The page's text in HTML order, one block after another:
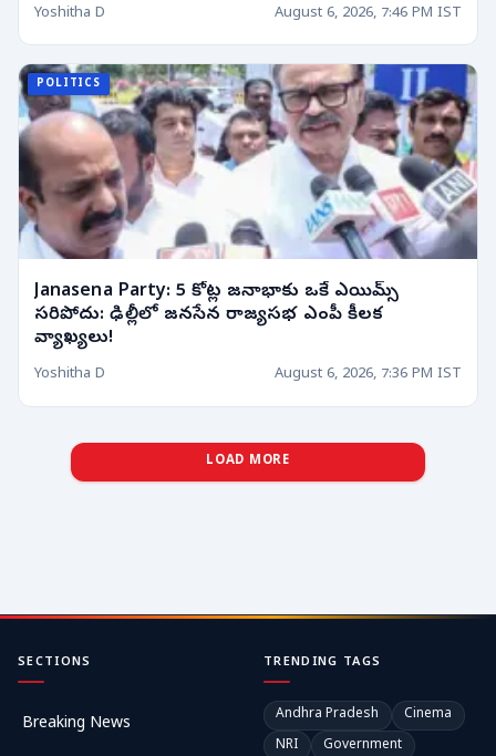
Yoshitha D August 6, 2026, 7:46 PM IST
POLITICS
Janasena Party: 5 కోట్ల జనాభాకు ఒకే ఎయిమ్స్
సరిపోదు: ఢిల్లీలో జనసేన రాజ్యసభ ఎంపీ కీలక
వ్యాఖ్యలు!
Yoshitha D August 6, 2026, 7:36 PM IST
LOAD MORE
SECTIONS
Breaking News
TRENDING TAGS
Andhra Pradesh
Cinema
NRI
Government